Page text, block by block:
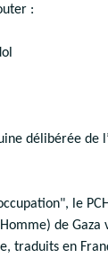
:
délibérée de
le
de
traduits en